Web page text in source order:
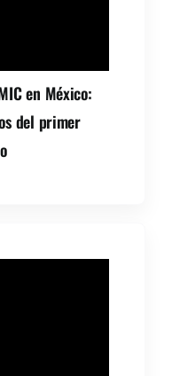
en México:
del primer